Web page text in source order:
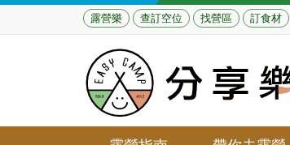
露營樂 查訂空位 找營區 訂食材